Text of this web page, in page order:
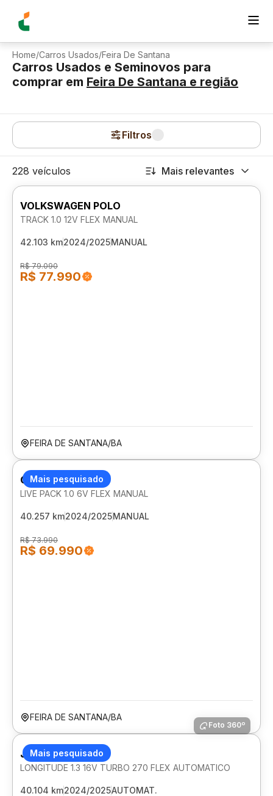
Home/Carros Usados/Feira De Santana
Carros Usados e Seminovos para
comprar em Feira De Santana e região
Filtros
228 veículos Mais relevantes
VOLKSWAGEN POLO
TRACK 1.0 12V FLEX MANUAL
42.103 km2024/2025MANUAL
R$ 79.090
R$ 77.990
FEIRA DE SANTANA/BA
Mais pesquisado
CITROEN C3
LIVE PACK 1.0 6V FLEX MANUAL
40.257 km2024/2025MANUAL
R$ 73.990
R$ 69.990
FEIRA DE SANTANA/BA
Mais pesquisado
Foto 360º
JEEP RENEGADE
LONGITUDE 1.3 16V TURBO 270 FLEX AUTOMATICO
40.104 km2024/2025AUTOMAT.